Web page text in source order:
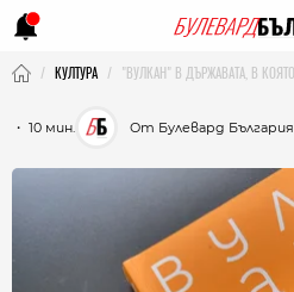
КУЛТУРА "ВУЛКАН" В ДЪРЖАВАТА, В
・ 10 мин. От Булевард България